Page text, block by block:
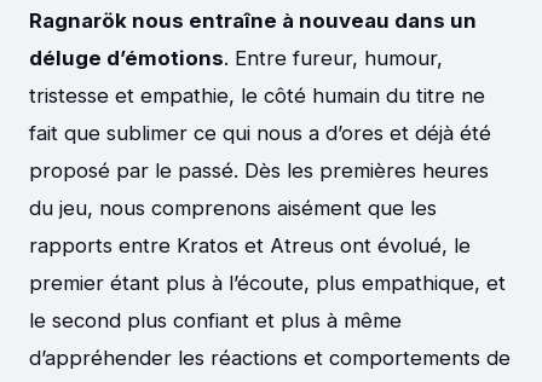
Ragnarök nous entraîne à nouveau dans un
déluge d’émotions. Entre fureur, humour,
tristesse et empathie, le côté humain du titre ne
fait que sublimer ce qui nous a d’ores et déjà été
proposé par le passé. Dès les premières heures
du jeu, nous comprenons aisément que les
rapports entre Kratos et Atreus ont évolué, le
premier étant plus à l’écoute, plus empathique, et
le second plus confiant et plus à même
d’appréhender les réactions et comportements de